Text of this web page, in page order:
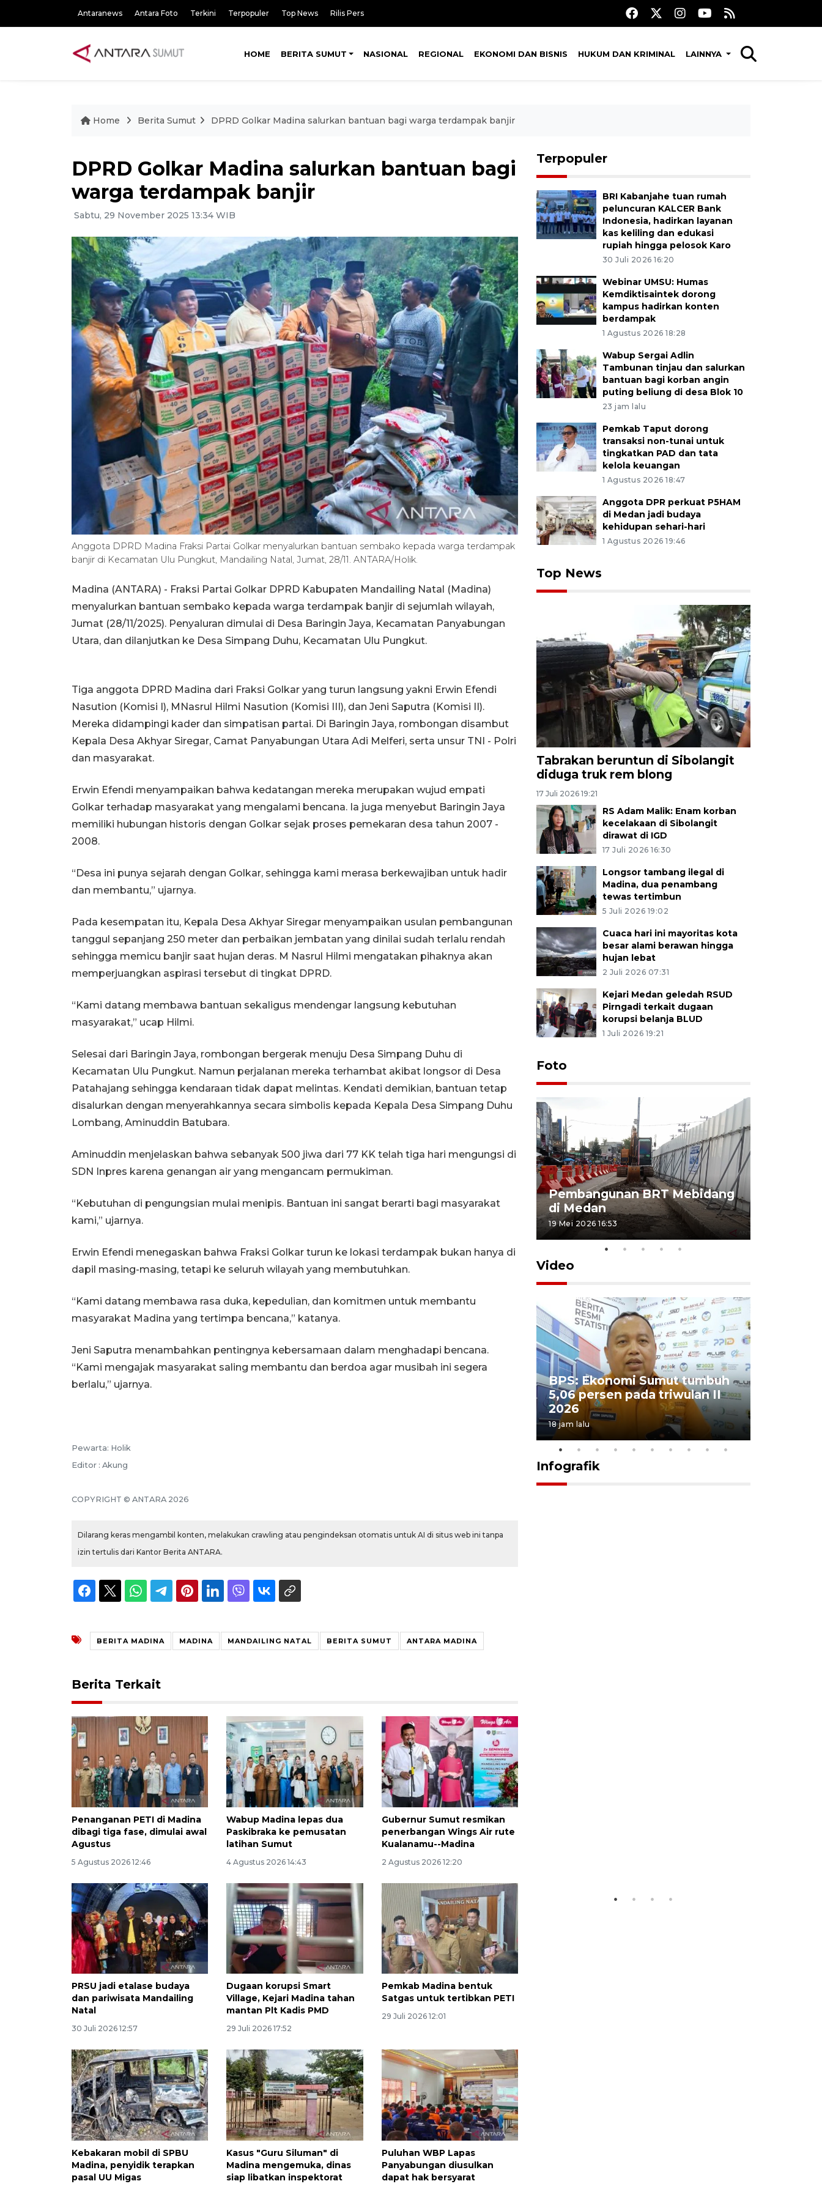
Antaranews Antara Foto Terkini Terpopuler Top News Rilis Pers
HOME BERITA SUMUT NASIONAL REGIONAL EKONOMI DAN BISNIS HUKUM DAN KRIMINAL LAINNYA
Home Berita Sumut DPRD Golkar Madina salurkan bantuan bagi warga terdampak banjir
DPRD Golkar Madina salurkan bantuan bagi
warga terdampak banjir
Sabtu, 29 November 2025 13:34 WIB
Anggota DPRD Madina Fraksi Partai Golkar menyalurkan bantuan sembako kepada warga terdampak
banjir di Kecamatan Ulu Pungkut, Mandailing Natal, Jumat, 28/11. ANTARA/Holik.
Madina (ANTARA) - Fraksi Partai Golkar DPRD Kabupaten Mandailing Natal (Madina)
menyalurkan bantuan sembako kepada warga terdampak banjir di sejumlah wilayah,
Jumat (28/11/2025). Penyaluran dimulai di Desa Baringin Jaya, Kecamatan Panyabungan
Utara, dan dilanjutkan ke Desa Simpang Duhu, Kecamatan Ulu Pungkut.
Tiga anggota DPRD Madina dari Fraksi Golkar yang turun langsung yakni Erwin Efendi
Nasution (Komisi I), MNasrul Hilmi Nasution (Komisi III), dan Jeni Saputra (Komisi II).
Mereka didampingi kader dan simpatisan partai. Di Baringin Jaya, rombongan disambut
Kepala Desa Akhyar Siregar, Camat Panyabungan Utara Adi Melferi, serta unsur TNI - Polri
dan masyarakat.
Erwin Efendi menyampaikan bahwa kedatangan mereka merupakan wujud empati
Golkar terhadap masyarakat yang mengalami bencana. Ia juga menyebut Baringin Jaya
memiliki hubungan historis dengan Golkar sejak proses pemekaran desa tahun 2007 -
2008.
“Desa ini punya sejarah dengan Golkar, sehingga kami merasa berkewajiban untuk hadir
dan membantu,” ujarnya.
Pada kesempatan itu, Kepala Desa Akhyar Siregar menyampaikan usulan pembangunan
tanggul sepanjang 250 meter dan perbaikan jembatan yang dinilai sudah terlalu rendah
sehingga memicu banjir saat hujan deras. M Nasrul Hilmi mengatakan pihaknya akan
memperjuangkan aspirasi tersebut di tingkat DPRD.
“Kami datang membawa bantuan sekaligus mendengar langsung kebutuhan
masyarakat,” ucap Hilmi.
Selesai dari Baringin Jaya, rombongan bergerak menuju Desa Simpang Duhu di
Kecamatan Ulu Pungkut. Namun perjalanan mereka terhambat akibat longsor di Desa
Patahajang sehingga kendaraan tidak dapat melintas. Kendati demikian, bantuan tetap
disalurkan dengan menyerahkannya secara simbolis kepada Kepala Desa Simpang Duhu
Lombang, Aminuddin Batubara.
Aminuddin menjelaskan bahwa sebanyak 500 jiwa dari 77 KK telah tiga hari mengungsi di
SDN Inpres karena genangan air yang mengancam permukiman.
“Kebutuhan di pengungsian mulai menipis. Bantuan ini sangat berarti bagi masyarakat
kami,” ujarnya.
Erwin Efendi menegaskan bahwa Fraksi Golkar turun ke lokasi terdampak bukan hanya di
dapil masing-masing, tetapi ke seluruh wilayah yang membutuhkan.
“Kami datang membawa rasa duka, kepedulian, dan komitmen untuk membantu
masyarakat Madina yang tertimpa bencana,” katanya.
Jeni Saputra menambahkan pentingnya kebersamaan dalam menghadapi bencana.
“Kami mengajak masyarakat saling membantu dan berdoa agar musibah ini segera
berlalu,” ujarnya.
Pewarta: Holik
Editor : Akung
COPYRIGHT © ANTARA 2026
Dilarang keras mengambil konten, melakukan crawling atau pengindeksan otomatis untuk AI di situs web ini tanpa
izin tertulis dari Kantor Berita ANTARA.
BERITA MADINA MADINA MANDAILING NATAL BERITA SUMUT ANTARA MADINA
Berita Terkait
Penanganan PETI di Madina
dibagi tiga fase, dimulai awal
Agustus
5 Agustus 2026 12:46
Wabup Madina lepas dua
Paskibraka ke pemusatan
latihan Sumut
4 Agustus 2026 14:43
Gubernur Sumut resmikan
penerbangan Wings Air rute
Kualanamu--Madina
2 Agustus 2026 12:20
PRSU jadi etalase budaya
dan pariwisata Mandailing
Natal
30 Juli 2026 12:57
Dugaan korupsi Smart
Village, Kejari Madina tahan
mantan Plt Kadis PMD
29 Juli 2026 17:52
Pemkab Madina bentuk
Satgas untuk tertibkan PETI
29 Juli 2026 12:01
Kebakaran mobil di SPBU
Madina, penyidik terapkan
pasal UU Migas
Kasus "Guru Siluman" di
Madina mengemuka, dinas
siap libatkan inspektorat
Puluhan WBP Lapas
Panyabungan diusulkan
dapat hak bersyarat
Terpopuler
BRI Kabanjahe tuan rumah
peluncuran KALCER Bank
Indonesia, hadirkan layanan
kas keliling dan edukasi
rupiah hingga pelosok Karo
30 Juli 2026 16:20
Webinar UMSU: Humas
Kemdiktisaintek dorong
kampus hadirkan konten
berdampak
1 Agustus 2026 18:28
Wabup Sergai Adlin
Tambunan tinjau dan salurkan
bantuan bagi korban angin
puting beliung di desa Blok 10
23 jam lalu
Pemkab Taput dorong
transaksi non-tunai untuk
tingkatkan PAD dan tata
kelola keuangan
1 Agustus 2026 18:47
Anggota DPR perkuat P5HAM
di Medan jadi budaya
kehidupan sehari-hari
1 Agustus 2026 19:46
Top News
Tabrakan beruntun di Sibolangit
diduga truk rem blong
17 Juli 2026 19:21
RS Adam Malik: Enam korban
kecelakaan di Sibolangit
dirawat di IGD
17 Juli 2026 16:30
Longsor tambang ilegal di
Madina, dua penambang
tewas tertimbun
5 Juli 2026 19:02
Cuaca hari ini mayoritas kota
besar alami berawan hingga
hujan lebat
2 Juli 2026 07:31
Kejari Medan geledah RSUD
Pirngadi terkait dugaan
korupsi belanja BLUD
1 Juli 2026 19:21
Foto
Sumut
Pembangunan BRT Mebidang
di Medan
19 Mei 2026 16:53
Video
BPS: Ekonomi Sumut tumbuh
5,06 persen pada triwulan II
2026
18 jam lalu
Infografik
Sinyal positif perekonomian
Indonesia